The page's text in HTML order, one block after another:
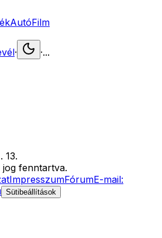
AutóFilm
· ·...
13.
jog fenntartva.
ImpresszumFórumE-mail:
Sütibeállítások